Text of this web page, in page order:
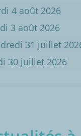
4 août 2026
3 août 2026
31 juillet
30 juillet 2026